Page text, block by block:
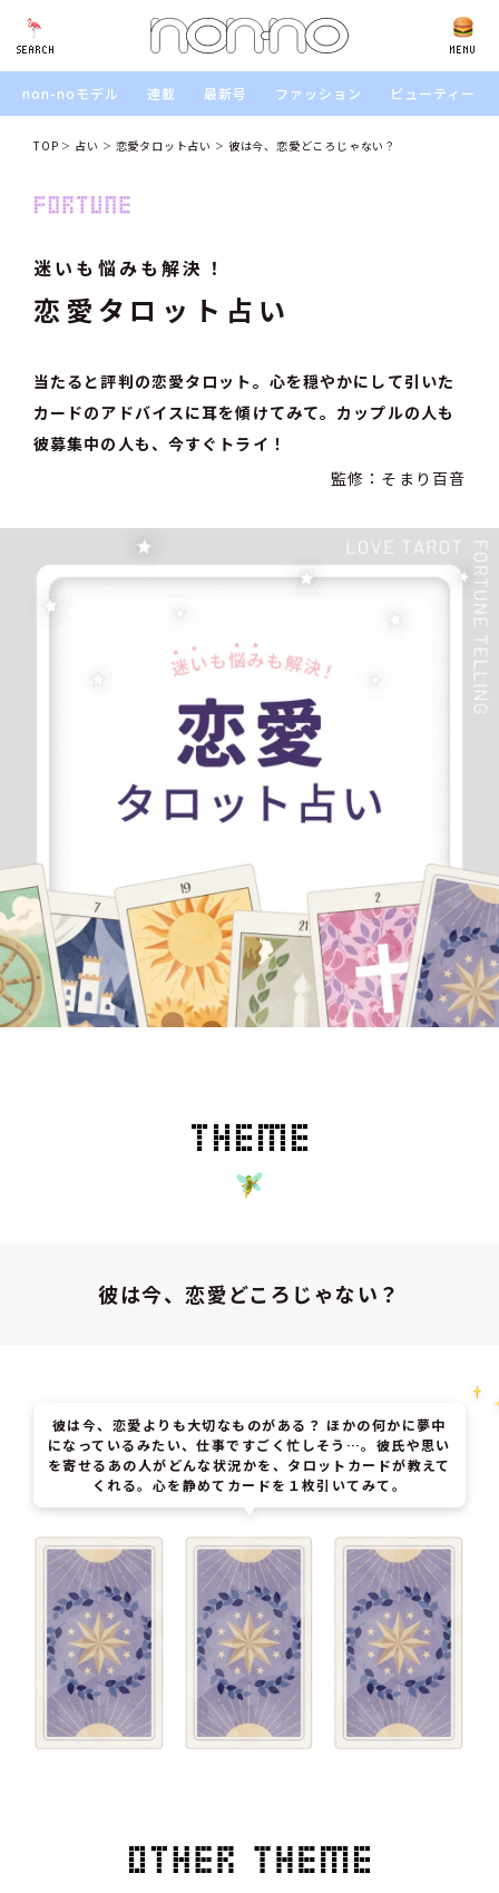
SEARCH MENU
SEARCH
non-noモデル 連載 最新号 ファッション ビューティー
TOP 占い 恋愛タロット占い 彼は今、恋愛どころじゃない？
迷いも悩みも解決！
恋愛タロット占い
当たると評判の恋愛タロット。心を穏やかにして引いた
カードのアドバイスに耳を傾けてみて。カップルの人も
彼募集中の人も、今すぐトライ！
監修：そまり百音
彼は今、恋愛どころじゃない？
彼は今、恋愛よりも大切なものがある？ ほかの何かに夢中
になっているみたい、仕事ですごく忙しそう…。彼氏や思い
を寄せるあの人がどんな状況かを、タロットカードが教えて
くれる。心を静めてカードを１枚引いてみて。